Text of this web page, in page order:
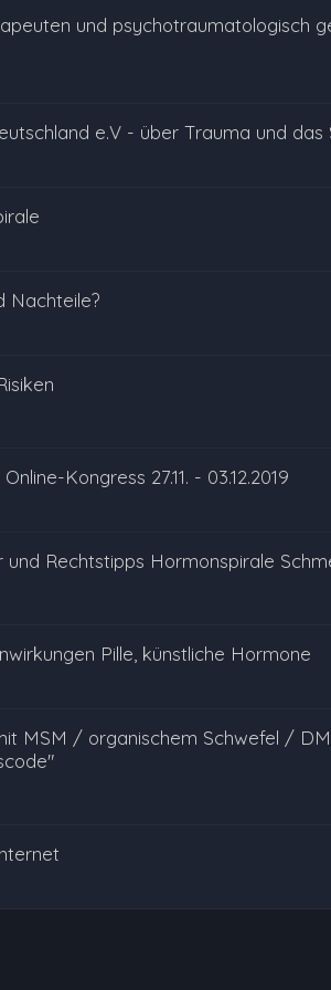
und psychotraumatologisch
e.V - über Trauma und das
Nachteile?
Kongress 27.11. - 03.12.2019
und Rechtstipps Hormonspirale
Pille, künstliche Hormone
MSM / organischem Schwefel /